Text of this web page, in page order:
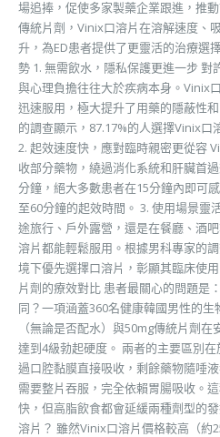
場追捧，促使多家製藥企業跟進，推
傳統片劑，Vinix口溶片在溶解速度、
升，為ED患者提供了更靈活的治療選
勢 1. 無需飲水，隱私保護更進一步 對
與心理負擔往往大於疾病本身。Vinix
迅速服用，極大提升了用藥的隱蔽性
的調查顯示，87.17%的人選擇Vinix口
2. 起效速度快，應對臨時親密更從容
收部分藥物，繞過消化系統和肝臟首
分鐘，絕大多數患者在15分鐘內即可
至60分鐘的起效時間。 3. 使用場景靈
途旅行、戶外露營，還是在餐廳、酒
溶片都能輕鬆服用。根據男科專家的
境下優先選擇口溶片，彰顯其臨床使
片劑的療效對比 患者最關心的問題是
同？一項涵蓋360名健康韓國男性的
（無論是否配水）與50mg傳統片劑
達到4級勃起硬度。 兩者的主要區別
過口腔黏膜直接吸收，剩餘藥物隨唾
需要整片吞服，完全依賴胃腸吸收。
快，但高脂飲食都會延緩兩種劑型的
溶片？ 雖然Vinix口溶片價格較高（約